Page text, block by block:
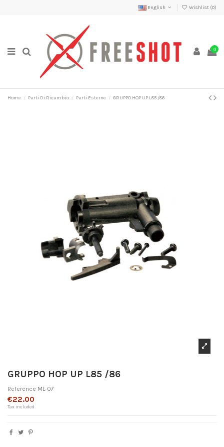
English Wishlist (0)
0
Home Parti Di Ricambio Parti Esterne GRUPPO HOP UP L85 /86
GRUPPO HOP UP L85 /86
Reference ML-07
€22.00
Tax included